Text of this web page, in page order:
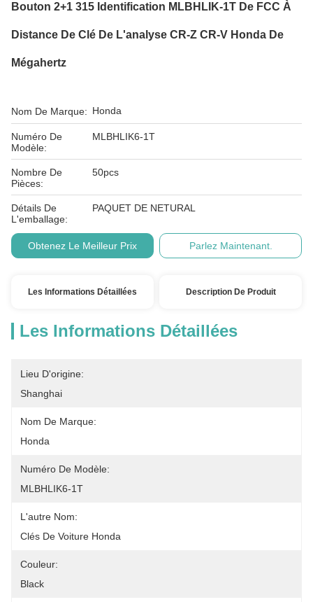
Bouton 2+1 315 Identification MLBHLIK-1T De FCC À
Distance De Clé De L'analyse CR-Z CR-V Honda De
Mégahertz
Nom De Marque: Honda
Numéro De
Modèle:
MLBHLIK6-1T
Nombre De
Pièces:
50pcs
Détails De
L'emballage:
PAQUET DE NETURAL
Obtenez Le Meilleur Prix Parlez Maintenant.
Les Informations Détaillées Description De Produit
Les Informations Détaillées
Lieu D'origine:
Shanghai
Nom De Marque:
Honda
Numéro De Modèle:
MLBHLIK6-1T
L'autre Nom:
Clés De Voiture Honda
Couleur:
Black